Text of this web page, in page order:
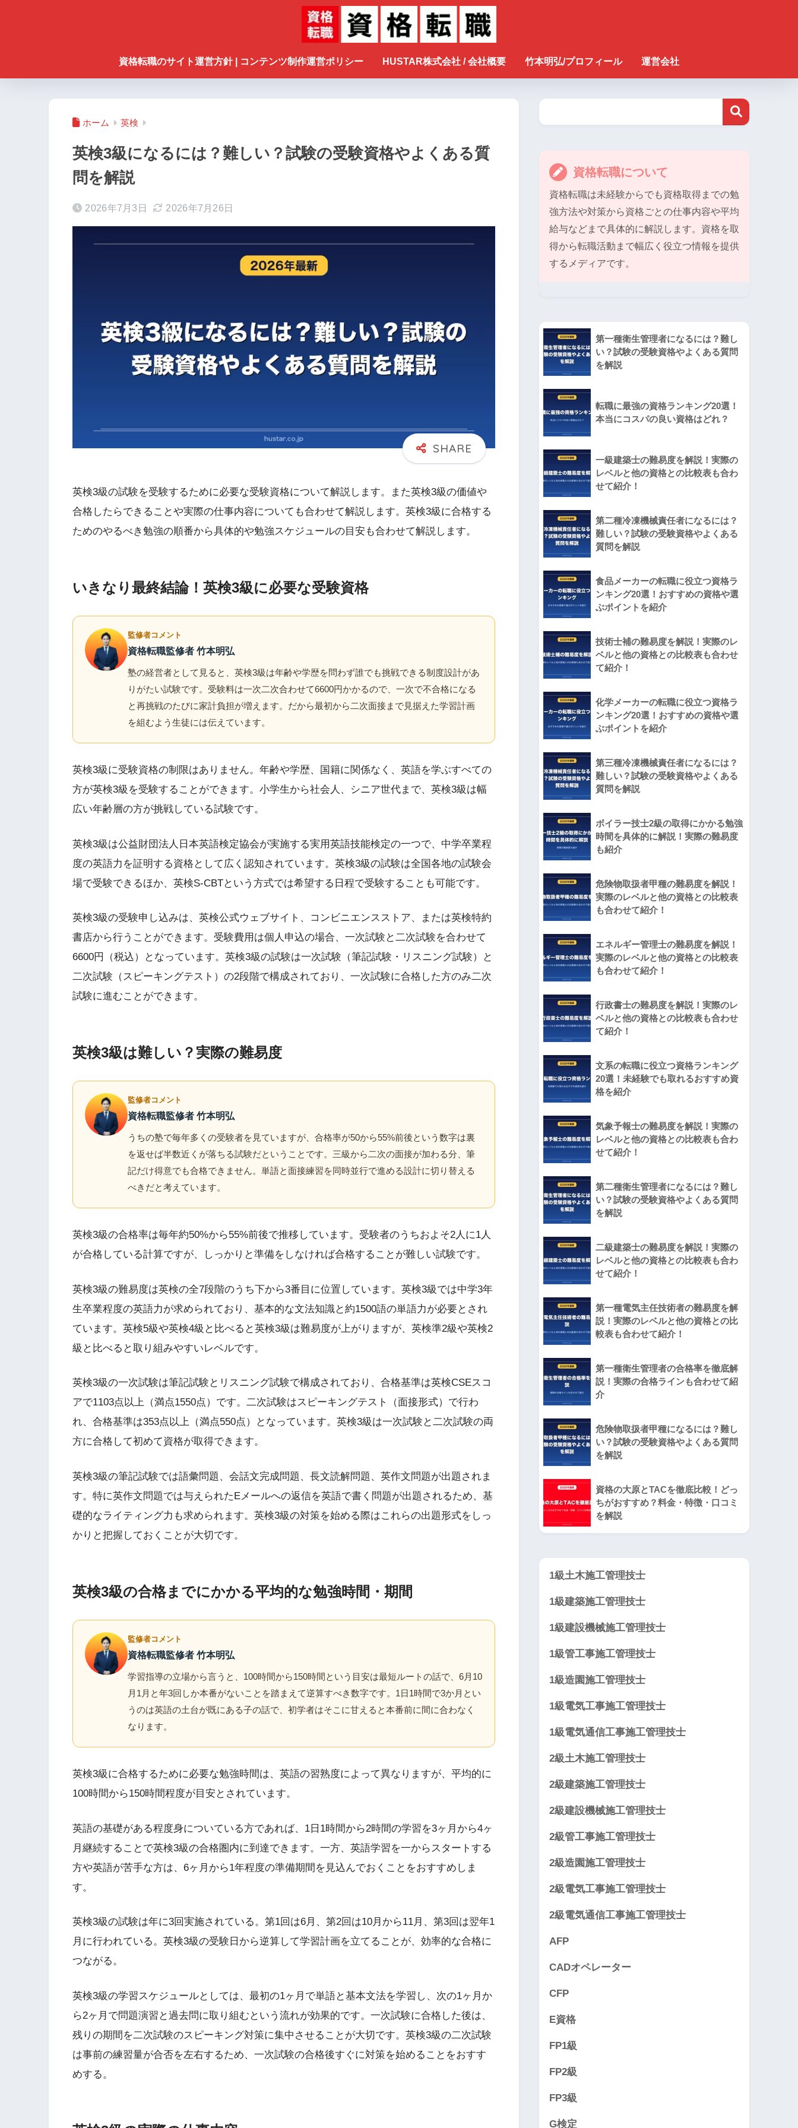
資格転職のサイト運営方針 | コンテンツ制作運営ポリシー HUSTAR株式会社 / 会社概要 竹本明弘/プロフィール 運営会社
ホーム 英検
英検3級になるには？難しい？試験の受験資格やよくある質
問を解説
2026年7月3日 2026年7月26日
英検3級の試験を受験するために必要な受験資格について解説します。また英検3級の価値や
合格したらできることや実際の仕事内容についても合わせて解説します。英検3級に合格する
ためのやるべき勉強の順番から具体的や勉強スケジュールの目安も合わせて解説します。
いきなり最終結論！英検3級に必要な受験資格
監修者コメント
資格転職監修者 竹本明弘
塾の経営者として見ると、英検3級は年齢や学歴を問わず誰でも挑戦できる制度設計があ
りがたい試験です。受験料は一次二次合わせて6600円かかるので、一次で不合格になる
と再挑戦のたびに家計負担が増えます。だから最初から二次面接まで見据えた学習計画
を組むよう生徒には伝えています。
英検3級に受験資格の制限はありません。年齢や学歴、国籍に関係なく、英語を学ぶすべての
方が英検3級を受験することができます。小学生から社会人、シニア世代まで、英検3級は幅
広い年齢層の方が挑戦している試験です。
英検3級は公益財団法人日本英語検定協会が実施する実用英語技能検定の一つで、中学卒業程
度の英語力を証明する資格として広く認知されています。英検3級の試験は全国各地の試験会
場で受験できるほか、英検S-CBTという方式では希望する日程で受験することも可能です。
英検3級の受験申し込みは、英検公式ウェブサイト、コンビニエンスストア、または英検特約
書店から行うことができます。受験費用は個人申込の場合、一次試験と二次試験を合わせて
6600円（税込）となっています。英検3級の試験は一次試験（筆記試験・リスニング試験）と
二次試験（スピーキングテスト）の2段階で構成されており、一次試験に合格した方のみ二次
試験に進むことができます。
英検3級は難しい？実際の難易度
監修者コメント
資格転職監修者 竹本明弘
うちの塾で毎年多くの受験者を見ていますが、合格率が50から55%前後という数字は裏
を返せば半数近くが落ちる試験だということです。三級から二次の面接が加わる分、筆
記だけ得意でも合格できません。単語と面接練習を同時並行で進める設計に切り替える
べきだと考えています。
英検3級の合格率は毎年約50%から55%前後で推移しています。受験者のうちおよそ2人に1人
が合格している計算ですが、しっかりと準備をしなければ合格することが難しい試験です。
英検3級の難易度は英検の全7段階のうち下から3番目に位置しています。英検3級では中学3年
生卒業程度の英語力が求められており、基本的な文法知識と約1500語の単語力が必要とされ
ています。英検5級や英検4級と比べると英検3級は難易度が上がりますが、英検準2級や英検2
級と比べると取り組みやすいレベルです。
英検3級の一次試験は筆記試験とリスニング試験で構成されており、合格基準は英検CSEスコ
アで1103点以上（満点1550点）です。二次試験はスピーキングテスト（面接形式）で行わ
れ、合格基準は353点以上（満点550点）となっています。英検3級は一次試験と二次試験の両
方に合格して初めて資格が取得できます。
英検3級の筆記試験では語彙問題、会話文完成問題、長文読解問題、英作文問題が出題されま
す。特に英作文問題では与えられたEメールへの返信を英語で書く問題が出題されるため、基
礎的なライティング力も求められます。英検3級の対策を始める際はこれらの出題形式をしっ
かりと把握しておくことが大切です。
英検3級の合格までにかかる平均的な勉強時間・期間
監修者コメント
資格転職監修者 竹本明弘
学習指導の立場から言うと、100時間から150時間という目安は最短ルートの話で、6月10
月1月と年3回しか本番がないことを踏まえて逆算すべき数字です。1日1時間で3か月とい
うのは英語の土台が既にある子の話で、初学者はそこに甘えると本番前に間に合わなく
なります。
英検3級に合格するために必要な勉強時間は、英語の習熟度によって異なりますが、平均的に
100時間から150時間程度が目安とされています。
英語の基礎がある程度身についている方であれば、1日1時間から2時間の学習を3ヶ月から4ヶ
月継続することで英検3級の合格圏内に到達できます。一方、英語学習を一からスタートする
方や英語が苦手な方は、6ヶ月から1年程度の準備期間を見込んでおくことをおすすめしま
す。
英検3級の試験は年に3回実施されている。第1回は6月、第2回は10月から11月、第3回は翌年1
月に行われている。英検3級の受験日から逆算して学習計画を立てることが、効率的な合格に
つながる。
英検3級の学習スケジュールとしては、最初の1ヶ月で単語と基本文法を学習し、次の1ヶ月か
ら2ヶ月で問題演習と過去問に取り組むという流れが効果的です。一次試験に合格した後は、
残りの期間を二次試験のスピーキング対策に集中させることが大切です。英検3級の二次試験
は事前の練習量が合否を左右するため、一次試験の合格後すぐに対策を始めることをおすす
めする。
資格転職について
資格転職は未経験からでも資格取得までの勉
強方法や対策から資格ごとの仕事内容や平均
給与などまで具体的に解説します。資格を取
得から転職活動まで幅広く役立つ情報を提供
するメディアです。
第一種衛生管理者になるには？難し
い？試験の受験資格やよくある質問
を解説
転職に最強の資格ランキング20選！
本当にコスパの良い資格はどれ？
一級建築士の難易度を解説！実際の
レベルと他の資格との比較表も合わ
せて紹介！
第二種冷凍機械責任者になるには？
難しい？試験の受験資格やよくある
質問を解説
食品メーカーの転職に役立つ資格ラ
ンキング20選！おすすめの資格や選
ぶポイントを紹介
技術士補の難易度を解説！実際のレ
ベルと他の資格との比較表も合わせ
て紹介！
化学メーカーの転職に役立つ資格ラ
ンキング20選！おすすめの資格や選
ぶポイントを紹介
第三種冷凍機械責任者になるには？
難しい？試験の受験資格やよくある
質問を解説
ボイラー技士2級の取得にかかる勉強
時間を具体的に解説！実際の難易度
も紹介
危険物取扱者甲種の難易度を解説！
実際のレベルと他の資格との比較表
も合わせて紹介！
エネルギー管理士の難易度を解説！
実際のレベルと他の資格との比較表
も合わせて紹介！
行政書士の難易度を解説！実際のレ
ベルと他の資格との比較表も合わせ
て紹介！
文系の転職に役立つ資格ランキング
20選！未経験でも取れるおすすめ資
格を紹介
気象予報士の難易度を解説！実際の
レベルと他の資格との比較表も合わ
せて紹介！
第二種衛生管理者になるには？難し
い？試験の受験資格やよくある質問
を解説
二級建築士の難易度を解説！実際の
レベルと他の資格との比較表も合わ
せて紹介！
第一種電気主任技術者の難易度を解
説！実際のレベルと他の資格との比
較表も合わせて紹介！
第一種衛生管理者の合格率を徹底解
説！実際の合格ラインも合わせて紹
介
危険物取扱者甲種になるには？難し
い？試験の受験資格やよくある質問
を解説
資格の大原とTACを徹底比較！どっ
ちがおすすめ？料金・特徴・口コミ
を解説
1級土木施工管理技士
1級建築施工管理技士
1級建設機械施工管理技士
1級管工事施工管理技士
1級造園施工管理技士
1級電気工事施工管理技士
1級電気通信工事施工管理技士
2級土木施工管理技士
2級建築施工管理技士
2級建設機械施工管理技士
2級管工事施工管理技士
2級造園施工管理技士
2級電気工事施工管理技士
2級電気通信工事施工管理技士
AFP
CADオペレーター
CFP
E資格
FP1級
FP2級
FP3級
G検定